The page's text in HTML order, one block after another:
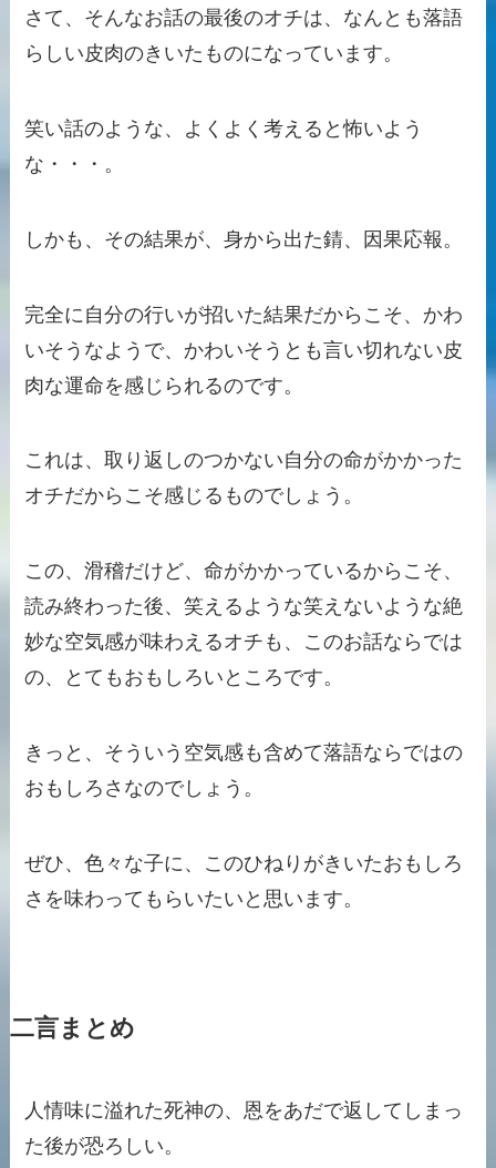
さて、そんなお話の最後のオチは、なんとも落語
らしい皮肉のきいたものになっています。
笑い話のような、よくよく考えると怖いよう
な・・・。
しかも、その結果が、身から出た錆、因果応報。
完全に自分の行いが招いた結果だからこそ、かわ
いそうなようで、かわいそうとも言い切れない皮
肉な運命を感じられるのです。
これは、取り返しのつかない自分の命がかかった
オチだからこそ感じるものでしょう。
この、滑稽だけど、命がかかっているからこそ、
読み終わった後、笑えるような笑えないような絶
妙な空気感が味わえるオチも、このお話ならでは
の、とてもおもしろいところです。
きっと、そういう空気感も含めて落語ならではの
おもしろさなのでしょう。
ぜひ、色々な子に、このひねりがきいたおもしろ
さを味わってもらいたいと思います。
二言まとめ
人情味に溢れた死神の、恩をあだで返してしまっ
た後が恐ろしい。